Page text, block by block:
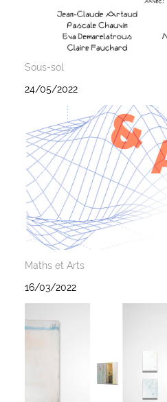
Sous-sol
24/05/2022
Maths et Arts
16/03/2022